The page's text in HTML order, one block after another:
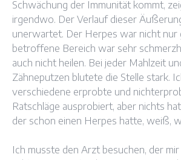
Schwächung der Immunität kommt,
irgendwo. Der Verlauf dieser
unerwartet. Der Herpes war nicht
betroffene Bereich war sehr
auch nicht heilen. Bei jeder Mahlzeit
Zähneputzen blutete die Stelle stark.
verschiedene erprobte und
Ratschläge ausprobiert, aber nichts
der schon einen Herpes hatte, weiß,
Ich musste den Arzt besuchen, der